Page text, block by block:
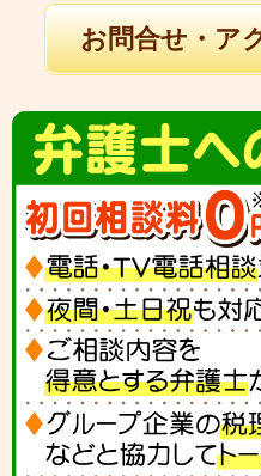
お問合せ・ア